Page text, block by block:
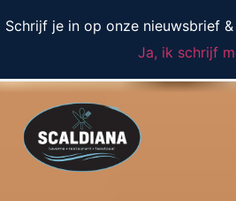
Schrijf je in op onze nieuwsbrief
Ja, ik schrijf